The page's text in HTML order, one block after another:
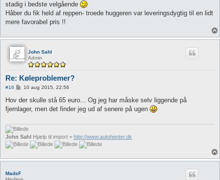
æ
g
stadig i bedste velgående
Håber du fik held af reppen- troede huggeren var leveringsdygtig til en lidt
mere favorabel pris !!
John Sahl
Admin
Re: Køleproblemer?
#16
d
æ
10 aug 2015, 22:56
Hov der skulle stå 65 euro... Og jeg har måske selv liggende på
fjernlager, men det finder jeg ud af senere på ugen
John Sahl Hjælp til import = http://www.autohenter.dk
MadsF